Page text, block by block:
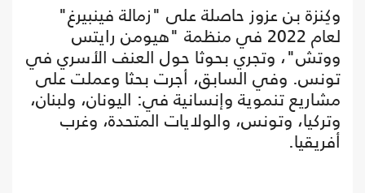
وكِنزة بن عزوز حاصلة على "زمالة فينبيرغ"
لعام 2022 في منظمة "هيومن رايتس
ووتش"، وتجري بحوثا حول العنف الأسري في
تونس. وفي السابق، أجرت بحثا وعملت على
مشاريع تنموية وإنسانية في: اليونان، ولبنان،
وتركيا، وتونس، والولايات المتحدة، وغرب
أفريقيا.